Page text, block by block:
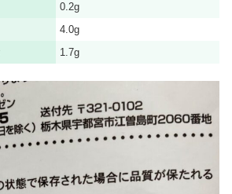
0.2g
4.0g
1.7g